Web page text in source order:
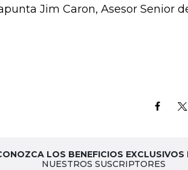
Jim Caron, Asesor Senior
LOS BENEFICIOS EXCLUSIVOS
NUESTROS SUSCRIPTORES